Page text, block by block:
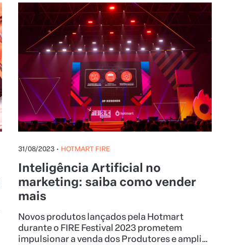
31/08/2023 • HOTMART FIRE
Inteligência Artificial no
marketing: saiba como vender
mais
Novos produtos lançados pela Hotmart
durante o FIRE Festival 2023 prometem
impulsionar a venda dos Produtores e ampliar